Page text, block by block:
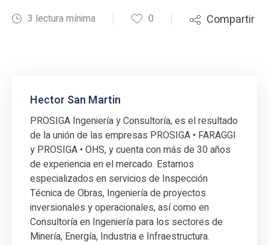
3 lectura mínima 0 Compartir
Hector San Martin
PROSIGA Ingeniería y Consultoría, es el resultado
de la unión de las empresas PROSIGA • FARAGGI
y PROSIGA • OHS, y cuenta con más de 30 años
de experiencia en el mercado. Estamos
especializados en servicios de Inspección
Técnica de Obras, Ingeniería de proyectos
inversionales y operacionales, así como en
Consultoría en Ingeniería para los sectores de
Minería, Energía, Industria e Infraestructura.